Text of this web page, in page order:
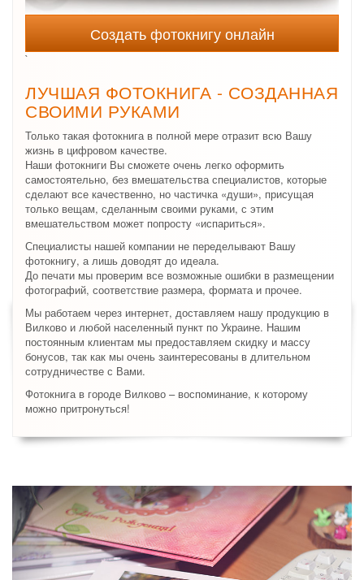
Создать фотокнигу онлайн
`
ЛУЧШАЯ ФОТОКНИГА - СОЗДАННАЯ
СВОИМИ РУКАМИ
Только такая фотокнига в полной мере отразит всю Вашу
жизнь в цифровом качестве.
Наши фотокниги Вы сможете очень легко оформить
самостоятельно, без вмешательства специалистов, которые
сделают все качественно, но частичка «души», присущая
только вещам, сделанным своими руками, с этим
вмешательством может попросту «испариться».
Специалисты нашей компании не переделывают Вашу
фотокнигу, а лишь доводят до идеала.
До печати мы проверим все возможные ошибки в размещении
фотографий, соответствие размера, формата и прочее.
Мы работаем через интернет, доставляем нашу продукцию в
Вилково и любой населенный пункт по Украине. Нашим
постоянным клиентам мы предоставляем скидку и массу
бонусов, так как мы очень заинтересованы в длительном
сотрудничестве с Вами.
Фотокнига в городе Вилково – воспоминание, к которому
можно притронуться!